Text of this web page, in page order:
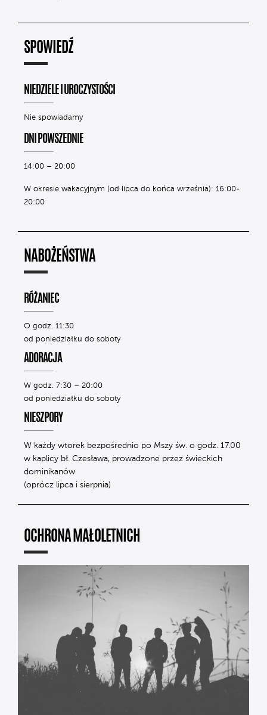
SPOWIEDŹ
NIEDZIELE I UROCZYSTOŚCI
Nie spowiadamy
DNI POWSZEDNIE
14:00 – 20:00
W okresie wakacyjnym (od lipca do końca września): 16:00-
20:00
NABOŻEŃSTWA
RÓŻANIEC
O godz. 11:30
od poniedziałku do soboty
ADORACJA
W godz. 7:30 – 20:00
od poniedziałku do soboty
NIESZPORY
W każdy wtorek bezpośrednio po Mszy św. o godz. 17.00
w kaplicy bł. Czesława, prowadzone przez świeckich
dominikanów
(oprócz lipca i sierpnia)
OCHRONA MAŁOLETNICH